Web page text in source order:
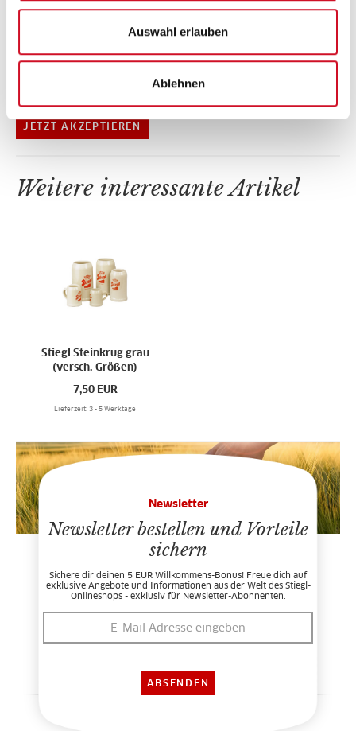
Auswahl erlauben
Ablehnen
Bewertungen
Marketing-Cookies
JETZT AKZEPTIEREN
Weitere interessante Artikel
Stiegl Steinkrug grau
(versch. Größen)
7,50 EUR
Lieferzeit: 3 - 5 Werktage
Newsletter
Newsletter bestellen und Vorteile
sichern
Sichere dir deinen 5 EUR Willkommens-Bonus! Freue dich auf
exklusive Angebote und Informationen aus der Welt des Stiegl-
Onlineshops - exklusiv für Newsletter-Abonnenten.